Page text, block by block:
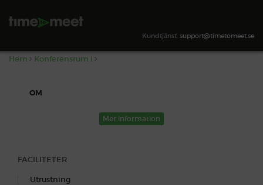
Kundtjänst: support@timetomeet.se
Hem Konferensrum i
OM
Mer information
FACILITETER
Utrustning